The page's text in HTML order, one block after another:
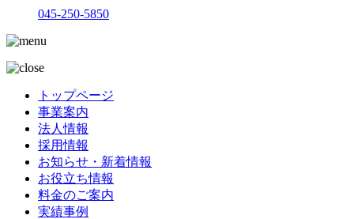
045-250-5850
トップページ
事業案内
法人情報
採用情報
お知らせ・新着情報
お役立ち情報
料金のご案内
実績事例